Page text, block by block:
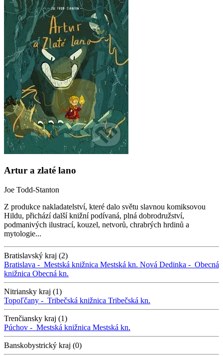
Artur a zlaté lano
Joe Todd-Stanton
Z produkce nakladatelství, které dalo světu slavnou komiksovou
Hildu, přichází další knižní podívaná, plná dobrodružství,
podmanivých ilustrací, kouzel, netvorů, chrabrých hrdinů a
mytologie...
Bratislavský kraj (2)
Bratislava - Mestská knižnica Mestská kn. Nová Dedinka - Obecná
knižnica Obecná kn.
Nitriansky kraj (1)
Topoľčany - Tribečská knižnica Tribečská kn.
Trenčiansky kraj (1)
Púchov - Mestská knižnica Mestská kn.
Banskobystrický kraj (0)